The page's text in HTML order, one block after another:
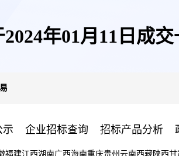
年01月11日成
示 企业招标查询 招标产品分析
福建江西湖南广西海南重庆贵州 云南西藏陕西甘